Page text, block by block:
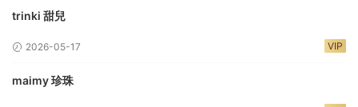
trinki 甜兒
2026-05-17 VIP
maimy 珍珠